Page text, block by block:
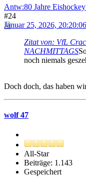
Antw:80 Jahre
#24
Januar 25, 2026,
Zitat von: VfL
NACHMITTAGS
noch niemals
Doch doch, das haben
wolf 47
All-Star
Beiträge: 1.143
Gespeichert